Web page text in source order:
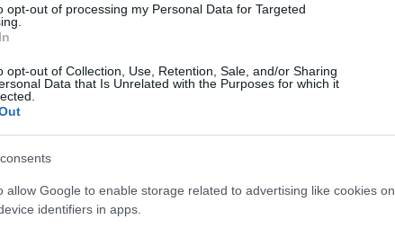
opt-out of processing my Personal Data for Targeted
opt-out of Collection, Use, Retention, Sale, and/or Sharing
Data that Is Unrelated with the Purposes for which it
allow Google to enable storage related to advertising like cookies on
identifiers in apps.